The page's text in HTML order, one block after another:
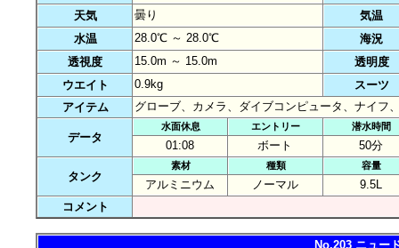
天気
曇り
気温
水温
28.0℃ ～ 28.0℃
海況
透視度
15.0m ～ 15.0m
透明度
ウエイト
0.9kg
スーツ
アイテム
グローブ、カメラ、ダイブコンピュータ、ナイフ
データ
水面休息 エントリー 潜水時間
01:08 ボート 50分
タンク
素材 種類 容量
アルミニウム ノーマル
9.5L
コメント
No.203 ニュー